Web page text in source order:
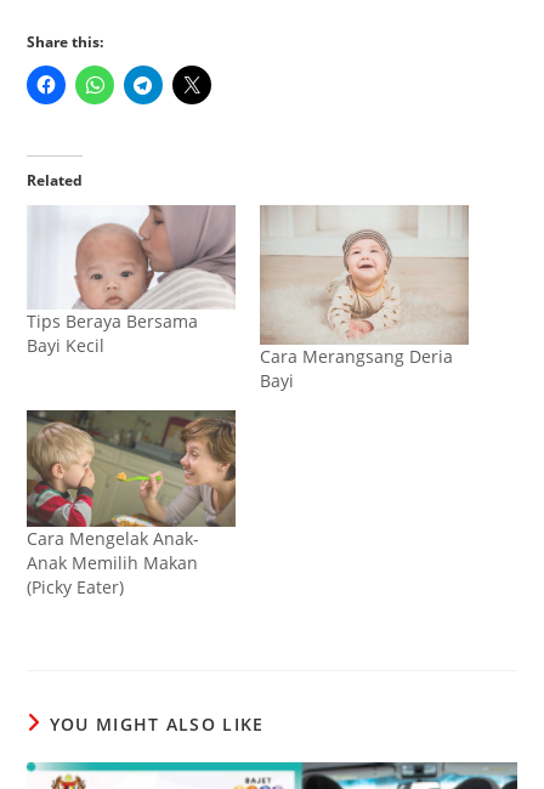
Share this:
Related
Tips Beraya Bersama
Bayi Kecil
Cara Merangsang Deria
Bayi
Cara Mengelak Anak-
Anak Memilih Makan
(Picky Eater)
YOU MIGHT ALSO LIKE